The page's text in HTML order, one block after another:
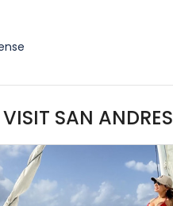
SAN ANDRES